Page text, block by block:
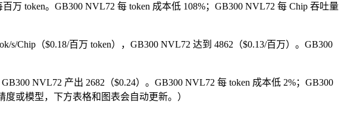
万 token。GB300 NVL72 每 token 成本低 108%；GB300 NVL72 每 Chip 吞吐量
s/Chip（$0.18/百万 token），GB300 NVL72 达到 4862（$0.13/百万）。GB300
NVL72 产出 2682（$0.24）。GB300 NVL72 每 token 成本低 2%；GB300
或模型，下方表格和图表会自动更新。）